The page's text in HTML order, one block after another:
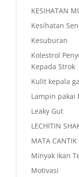
KESIHATAN
Kesihatan
Kesuburan
Kolestrol
Kepada Strok
Kulit kepala
Lampin pakai
Leaky Gut
LECHITIN
MATA CANTIK
Minyak Ikan
Motivasi